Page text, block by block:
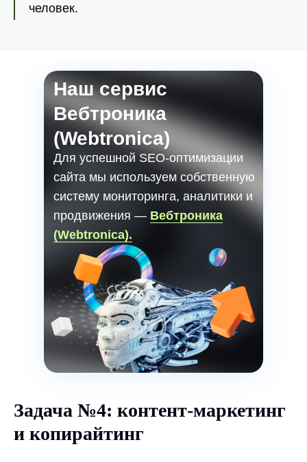
человек.
Наш сервис
Вебтроника
(Webtronica)
Для успешной SEO-оптимизации
сайта мы используем собственную
систему мониторинга, аналитики и
продвижения — Вебтроника
(Webtronica).
Задача №4: контент-маркетинг
и копирайтинг